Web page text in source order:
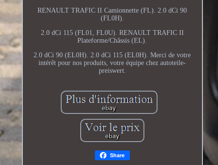
RENAULT TRAFIC II Camionnette (FL). 2.0 dCi 90
(FL0H).
2.0 dCi 115 (FL01, FL0U). RENAULT TRAFIC II
Plateforme/Châssis (EL).
2.0 dCi 90 (EL0H). 2.0 dCi 115 (EL0H). Merci de votre
intérêt pour nos produits, votre équipe chez autoteile-
preiswert.
Share